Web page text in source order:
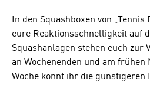
In den Squashboxen von
eure Reaktionsschnelligkeit auf
Squashanlagen stehen euch zur
an Wochenenden und am
Woche könnt ihr die günstigeren